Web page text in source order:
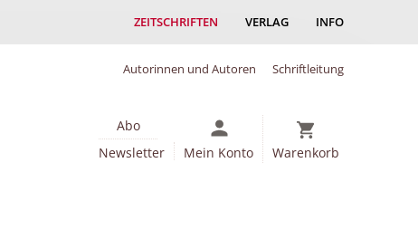
ZEITSCHRIFTEN VERLAG INFO
Autorinnen und Autoren Schriftleitung
Abo
Newsletter
Mein Konto Warenkorb